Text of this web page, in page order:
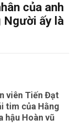
của anh
ấy là
viên Tiến Đạt
tim của Hằng
hậu Hoàn vũ